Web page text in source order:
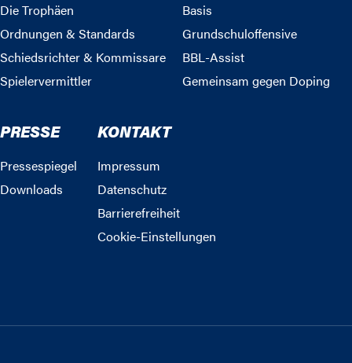
Die Trophäen
Ordnungen & Standards
Schiedsrichter & Kommissare
Spielervermittler
Basis
Grundschuloffensive
BBL-Assist
Gemeinsam gegen Doping
PRESSE
Pressespiegel
Downloads
KONTAKT
Impressum
Datenschutz
Barrierefreiheit
Cookie-Einstellungen